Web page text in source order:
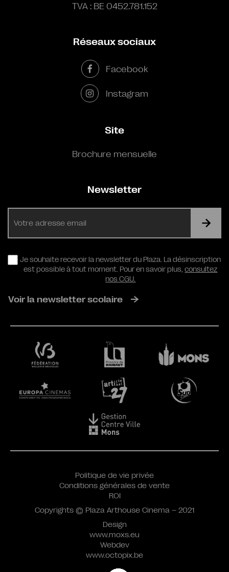
TVA : BE 0452.781.152
Réseaux sociaux
Facebook
Instagram
Site
Brochure mensuelle
Newsletter
RGPD
Je souhaite recevoir la newsletter du Plaza. La désinscription
est possible à tout moment. Pour en savoir plus,consultez
nos CGU.
Voir la newsletter scolaire
Design
www.moxs.eu
Webdev
www.octopix.be
Politique de vie privée
Conditions générales de vente
ROI
Copyrights © Plaza Arthouse Cinema – 2021